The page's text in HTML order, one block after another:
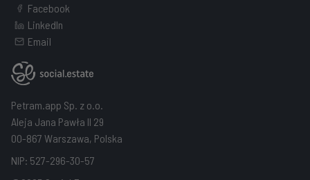
Facebook
LinkedIn
Email
Petram.app Sp. z o.o.
Aleja Jana Pawła II 29
00-867 Warszawa, Polska
NIP: 527-296-30-57